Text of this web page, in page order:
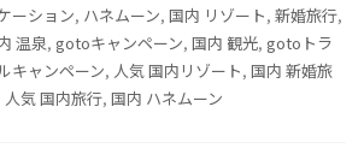
ーション, ハネムーン, 国内 リゾート, 新婚旅行,
温泉, gotoキャンペーン, 国内 観光, gotoトラ
キャンペーン, 人気 国内リゾート, 国内 新婚旅
人気 国内旅行, 国内 ハネムーン